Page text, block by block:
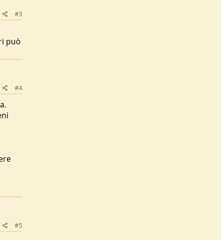
#3
può
#4
#5